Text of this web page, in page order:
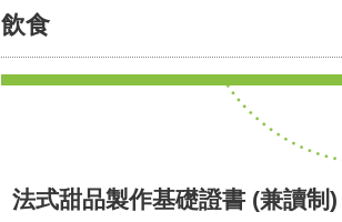
飲食
法式甜品製作基礎證書 (兼讀制)